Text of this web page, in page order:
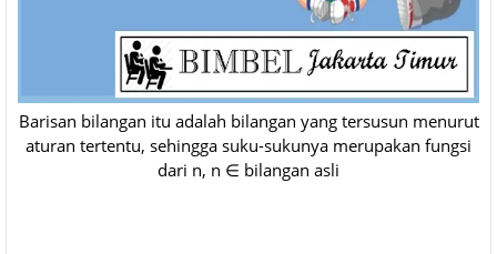
Barisan bilangan itu adalah bilangan yang tersusun menurut
aturan tertentu, sehingga suku-sukunya merupakan fungsi
dari n, n ∈ bilangan asli